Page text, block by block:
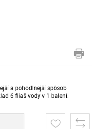
a pohodlnejší spôsob
6 fliaš vody v 1 balení.